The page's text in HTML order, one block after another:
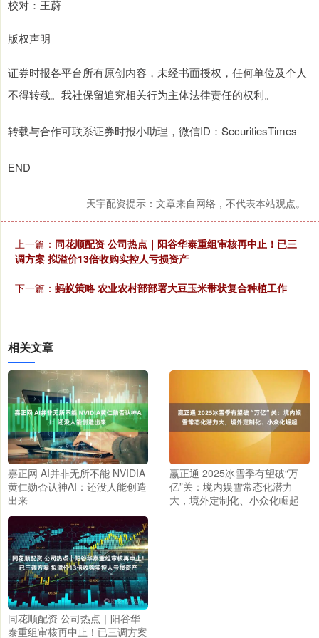
校对：王蔚
版权声明
证券时报各平台所有原创内容，未经书面授权，任何单位及个人
不得转载。我社保留追究相关行为主体法律责任的权利。
转载与合作可联系证券时报小助理，微信ID：SecuritiesTimes
END
天宇配资提示：文章来自网络，不代表本站观点。
上一篇： 同花顺配资 公司热点｜阳谷华泰重组审核再中止！已三
调方案 拟溢价13倍收购实控人亏损资产
下一篇： 蚂蚁策略 农业农村部部署大豆玉米带状复合种植工作
相关文章
嘉正网 AI并非无所不能 NVIDIA
黄仁勋否认神AI：还没人能创造
出来
赢正通 2025冰雪季有望破“万
亿”关：境内娱雪常态化潜力
大，境外定制化、小众化崛起
同花顺配资 公司热点｜阳谷华
泰重组审核再中止！已三调方案